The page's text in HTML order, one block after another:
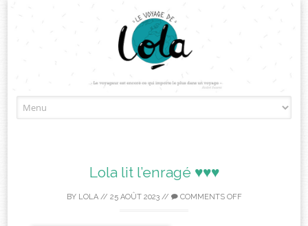
to
Lola lit l’enragé ♥♥♥
BY LOLA// 25 AOÛT 2023// COMMENTS OFF